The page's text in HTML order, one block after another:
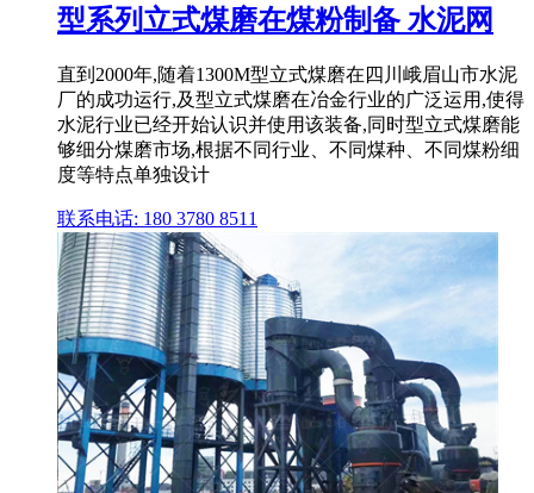
型系列立式煤磨在煤粉制备 水泥网
直到2000年,随着1300M型立式煤磨在四川峨眉山市水泥
厂的成功运行,及型立式煤磨在冶金行业的广泛运用,使得
水泥行业已经开始认识并使用该装备,同时型立式煤磨能
够细分煤磨市场,根据不同行业、不同煤种、不同煤粉细
度等特点单独设计
联系电话: 180 3780 8511